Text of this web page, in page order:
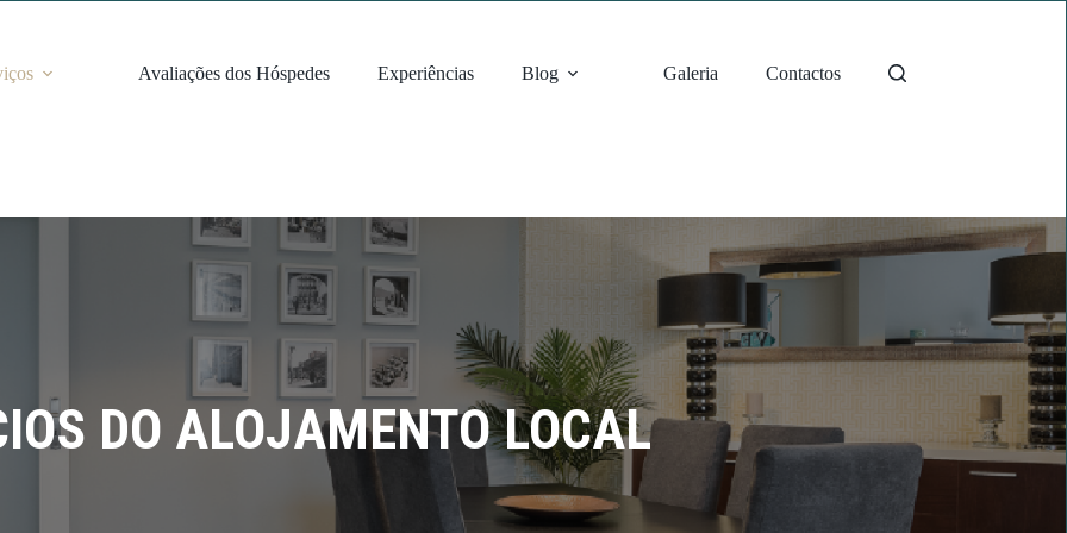
Avaliações dos Hóspedes Experiências Blog Galeria Contactos
DO ALOJAMENTO LOCAL